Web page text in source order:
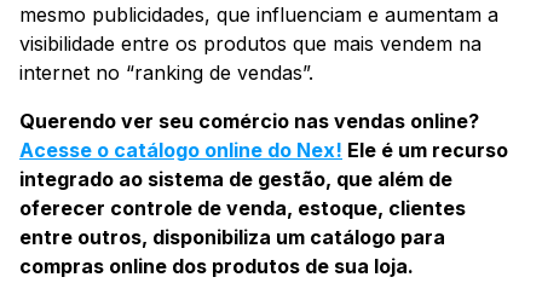
mesmo publicidades, que influenciam e aumentam a
visibilidade entre os produtos que mais vendem na
internet no “ranking de vendas”.
Querendo ver seu comércio nas vendas online?
Acesse o catálogo online do Nex! Ele é um recurso
integrado ao sistema de gestão, que além de
oferecer controle de venda, estoque, clientes
entre outros, disponibiliza um catálogo para
compras online dos produtos de sua loja.